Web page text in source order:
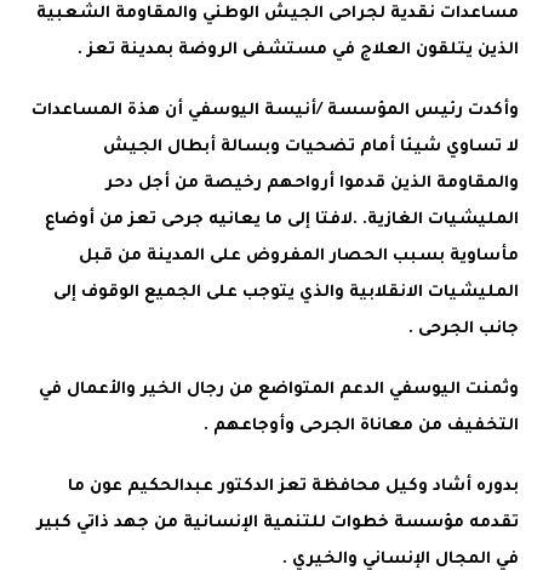
مساعدات نقدية لجراحى الجيش الوطني والمقاومة الشعبية
الذين يتلقون العلاج في مستشفى الروضة بمدينة تعز .
وأكدت رئيس المؤسسة /أنيسة اليوسفي أن هذة المساعدات
لا تساوي شيئا أمام تضحيات وبسالة أبطال الجيش
والمقاومة الذين قدموا أرواحهم رخيصة من أجل دحر
المليشيات الغازية. .لافتا إلى ما يعانيه جرحى تعز من أوضاع
مأساوية بسبب الحصار المفروض على المدينة من قبل
المليشيات الانقلابية والذي يتوجب على الجميع الوقوف إلى
جانب الجرحى .
وثمنت اليوسفي الدعم المتواضع من رجال الخير والأعمال في
التخفيف من معاناة الجرحى وأوجاعهم .
بدوره أشاد وكيل محافظة تعز الدكتور عبدالحكيم عون ما
تقدمه مؤسسة خطوات للتنمية الإنسانية من جهد ذاتي كبير
في المجال الإنساني والخيري .